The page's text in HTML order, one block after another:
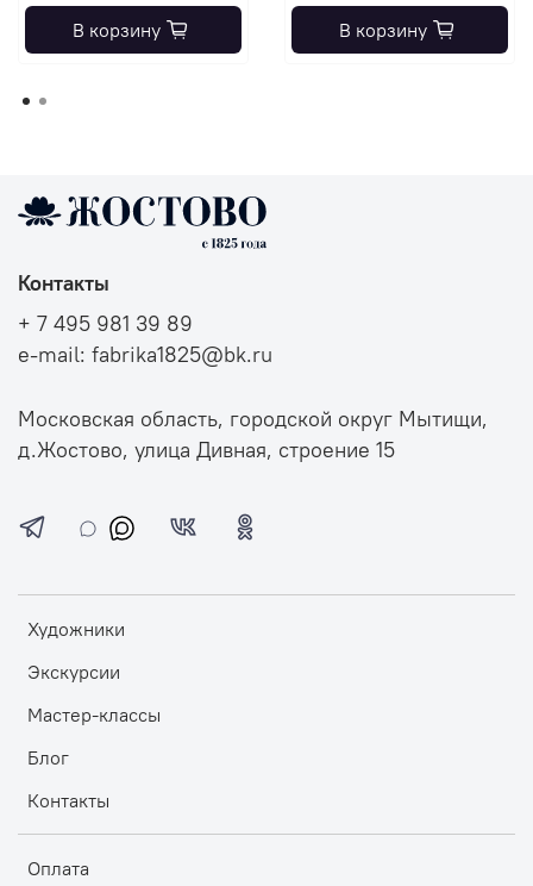
В корзину В корзину
Художники
Экскурсии
Мастер-классы
Блог
Контакты
Оплата
Контакты
+ 7 495 981 39 89
e-mail: fabrika1825@bk.ru
Московская область, городской округ Мытищи,
д.Жостово, улица Дивная, строение 15